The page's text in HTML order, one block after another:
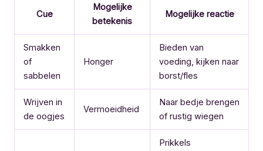
Cue
Mogelijke
betekenis
Mogelijke reactie
Smakken
of
sabbelen
Honger
Bieden van
voeding, kijken naar
borst/fles
Wrijven in
de oogjes
Vermoeidheid
Naar bedje brengen
of rustig wiegen
Prikkels